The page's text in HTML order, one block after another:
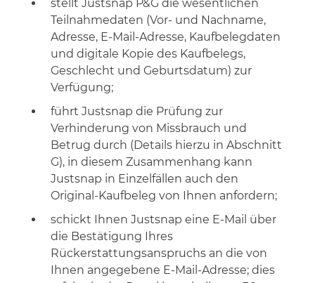
stellt Justsnap P&G die wesentlichen
Teilnahmedaten (Vor- und Nachname,
Adresse, E-Mail-Adresse, Kaufbelegdaten
und digitale Kopie des Kaufbelegs,
Geschlecht und Geburtsdatum) zur
Verfügung;
führt Justsnap die Prüfung zur
Verhinderung von Missbrauch und
Betrug durch (Details hierzu in Abschnitt
G), in diesem Zusammenhang kann
Justsnap in Einzelfällen auch den
Original-Kaufbeleg von Ihnen anfordern;
schickt Ihnen Justsnap eine E-Mail über
die Bestätigung Ihres
Rückerstattungsanspruchs an die von
Ihnen angegebene E-Mail-Adresse; dies